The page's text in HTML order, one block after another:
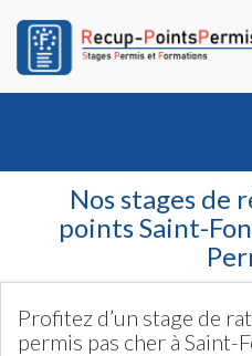
Nos stages de
points Saint-
Profitez d’un stage de
permis pas cher à Saint-